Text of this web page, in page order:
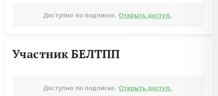
Доступно по подписке. Открыть доступ.
Участник БЕЛТПП
Доступно по подписке. Открыть доступ.